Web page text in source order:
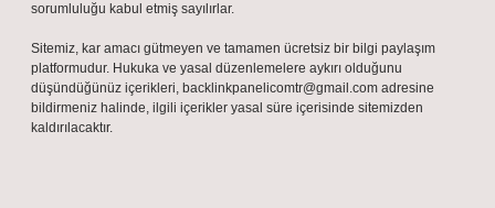
sorumluluğu kabul etmiş sayılırlar.
Sitemiz, kar amacı gütmeyen ve tamamen ücretsiz bir bilgi paylaşım
platformudur. Hukuka ve yasal düzenlemelere aykırı olduğunu
düşündüğünüz içerikleri, backlinkpanelicomtr@gmail.com adresine
bildirmeniz halinde, ilgili içerikler yasal süre içerisinde sitemizden
kaldırılacaktır.